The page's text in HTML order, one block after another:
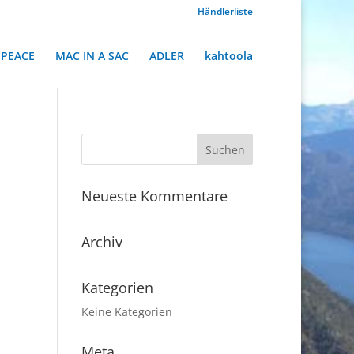
Händlerliste
MAC IN A SAC ADLER kahtoola
Neueste Kommentare
Archiv
Kategorien
Keine Kategorien